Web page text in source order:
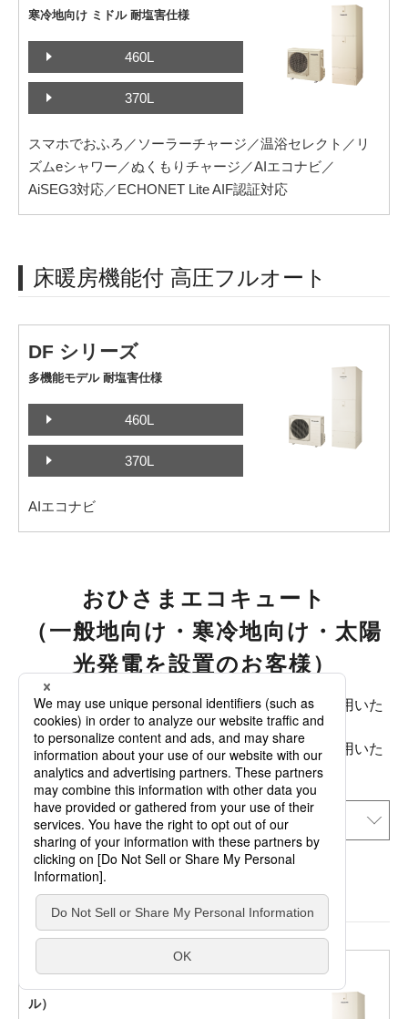
寒冷地向け ミドル 耐塩害仕様
460L
370L
スマホでおふろ／ソーラーチャージ／温浴セレクト／リ
ズムeシャワー／ぬくもりチャージ／AIエコナビ／
AiSEG3対応／ECHONET Lite AIF認証対応
床暖房機能付 高圧フルオート
DF シリーズ
多機能モデル 耐塩害仕様
460L
370L
AIエコナビ
おひさまエコキュート
（一般地向け・寒冷地向け・太陽
光発電を設置のお客様）
一般地向け：最低気温が−10℃までの地域でご使用いた
だけます。
寒冷地向け：最低気温が−25℃までの地域でご使用いた
だけます。
寒冷地向けの設置について
ウルトラ高圧フルオート
Y シリーズ（2024年度モデ
ル）